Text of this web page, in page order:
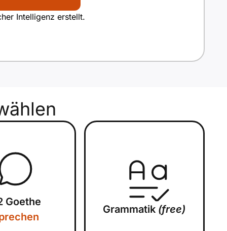
Intelligenz erstellt.
Goethe
Grammatik (free)